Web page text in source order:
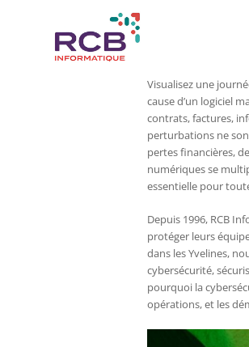
Visualisez une
cause d’un logiciel
contrats, factures,
perturbations ne
pertes financières,
numériques se
essentielle pour
Depuis 1996, RCB
protéger leurs
dans les Yvelines,
cybersécurité,
pourquoi la
opérations, et les